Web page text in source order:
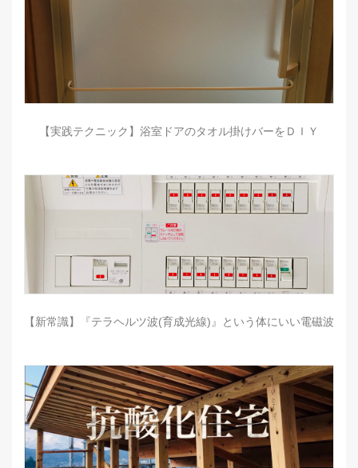
【実践テクニック】浴室ドアのタオル掛けバーをＤＩＹ
【新常識】『テラヘルツ波(育成光線)』という体にいい電磁波